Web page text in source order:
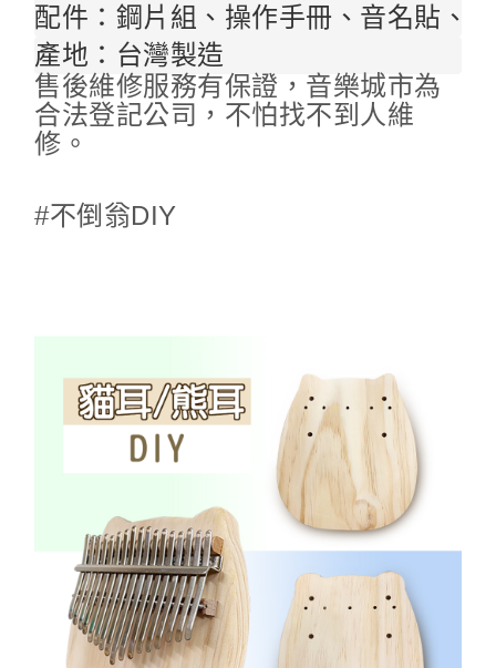
配件：鋼片組、操作手冊、音名貼、
產地：台灣製造
售後維修服務有保證，音樂城市為
合法登記公司，不怕找不到人維
修。
#不倒翁DIY